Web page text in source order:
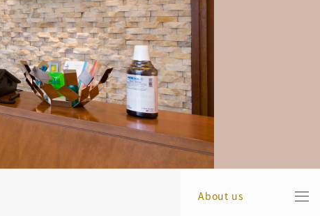
About us